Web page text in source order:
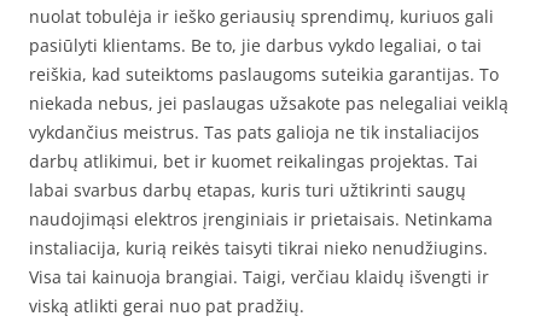
nuolat tobulėja ir ieško geriausių sprendimų, kuriuos gali
pasiūlyti klientams. Be to, jie darbus vykdo legaliai, o tai
reiškia, kad suteiktoms paslaugoms suteikia garantijas. To
niekada nebus, jei paslaugas užsakote pas nelegaliai veiklą
vykdančius meistrus. Tas pats galioja ne tik instaliacijos
darbų atlikimui, bet ir kuomet reikalingas projektas. Tai
labai svarbus darbų etapas, kuris turi užtikrinti saugų
naudojimąsi elektros įrenginiais ir prietaisais. Netinkama
instaliacija, kurią reikės taisyti tikrai nieko nenudžiugins.
Visa tai kainuoja brangiai. Taigi, verčiau klaidų išvengti ir
viską atlikti gerai nuo pat pradžių.